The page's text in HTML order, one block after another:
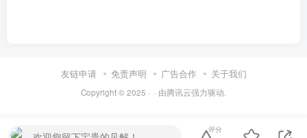
友链申请 免责声明 广告合作 关于我们
Copyright © 2025 · · 由腾讯云强力驱动.
评分